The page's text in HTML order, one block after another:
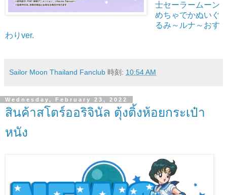
士セーラームーン
めちゃでかぬいぐ
るみ～ルナ～おす
わりver.
Sailor Moon Thailand Fanclub 時刻: 10:54 AM
Wednesday, February 23, 2022
สินค้าสโตร์ออริจินัล ตุ้งติ้งห้อยกระเป๋า
หนัง